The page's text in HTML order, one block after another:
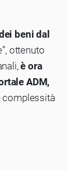
beni dal
ottenuto
è ora
ADM,
complessità